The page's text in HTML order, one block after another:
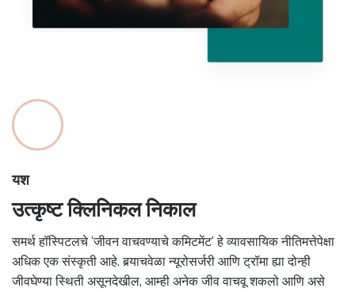
यश
उत्कृष्ट क्लिनिकल निकाल
समर्थ हॉस्पिटलचे ‘जीवन वाचवण्याचे कमिटमेंट’ हे व्यावसायिक नीतिमत्तेपेक्षा
अधिक एक संस्कृती आहे. बर्‍याचवेळा न्यूरोसर्जरी आणि ट्रॉमा ह्या दोन्ही
जीवघेण्या स्थिती असूनदेखील, आम्ही अनेक जीव वाचवू शकलो आणि असे